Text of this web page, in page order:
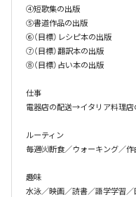
④短歌集の出版
⑤書道作品の出版
⑥（目標）レシピ本の出版
⑦（目標）翻訳本の出版
⑧（目標）占い本の出版
仕事
電器店の配送→イタリア料理
ルーティン
毎週㈫断食／ウォーキング／作
趣味
水泳／映画／読書／語学学習